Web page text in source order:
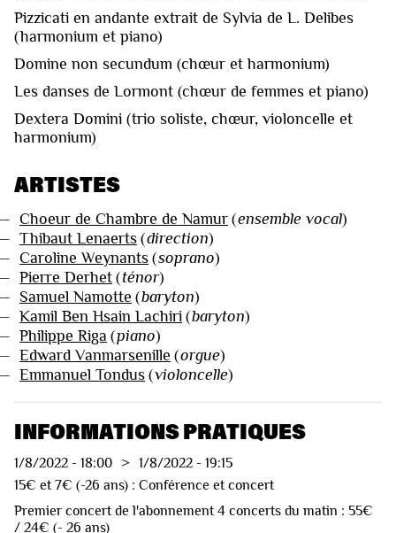
Pizzicati en andante extrait de Sylvia de L. Delibes
(harmonium et piano)
Domine non secundum (chœur et harmonium)
Les danses de Lormont (chœur de femmes et piano)
Dextera Domini (trio soliste, chœur, violoncelle et
harmonium)
ARTISTES
Choeur de Chambre de Namur (ensemble vocal)
Thibaut Lenaerts (direction)
Caroline Weynants (soprano)
Pierre Derhet (ténor)
Samuel Namotte (baryton)
Kamil Ben Hsain Lachiri (baryton)
Philippe Riga (piano)
Edward Vanmarsenille (orgue)
Emmanuel Tondus (violoncelle)
INFORMATIONS PRATIQUES
1/8/2022 - 18:00 > 1/8/2022 - 19:15
15€ et 7€ (-26 ans) : Conférence et concert
Premier concert de l'abonnement 4 concerts du matin : 55€
/ 24€ (- 26 ans)